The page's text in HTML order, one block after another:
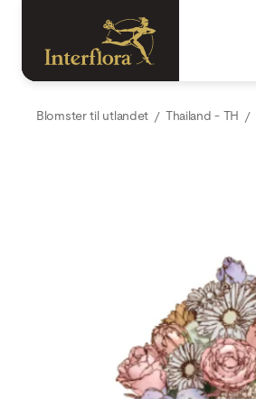
Blomster til utlandet Thailand - TH